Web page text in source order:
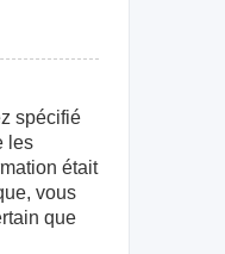
spécifié
les
était
vous
que